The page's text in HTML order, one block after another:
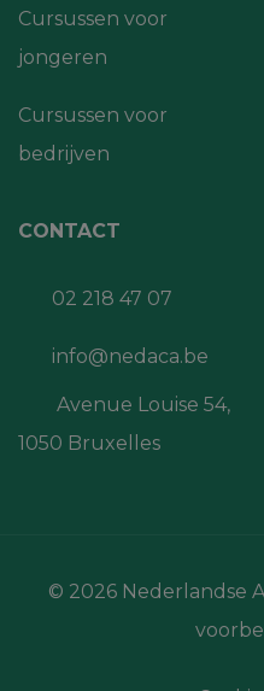
Cursussen voor
jongeren
Cursussen voor
bedrijven
CONTACT
02 218 47 07
info@nedaca.be
Avenue Louise 54,
1050 Bruxelles
© 2026 Nederlandse